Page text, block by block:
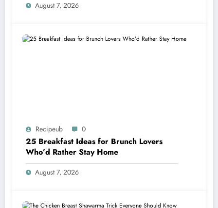
August 7, 2026
Recipeub 0
25 Breakfast Ideas for Brunch Lovers
Who’d Rather Stay Home
August 7, 2026